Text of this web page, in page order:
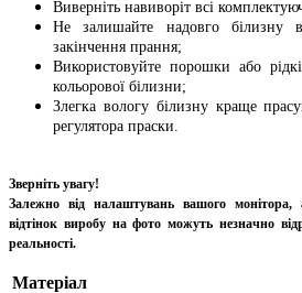
Виверніть навиворіт всі
Не залишайте надовго білизну
закінчення прання;
Використовуйте порошки або
кольорової білизни;
Злегка вологу білизну краще
регулятора праски.
Зверніть увагу!
Залежно від налаштувань вашого монітора,
відтінок виробу на фото можуть незначно
реальності.
Матеріал